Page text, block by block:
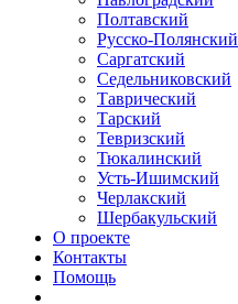
Полтавский
Русско-Полянский
Саргатский
Седельниковский
Таврический
Тарский
Тевризский
Тюкалинский
Усть-Ишимский
Черлакский
Шербакульский
О проекте
Контакты
Помощь